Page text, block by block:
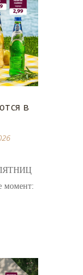
в
ПЯТНИЦ
момент: